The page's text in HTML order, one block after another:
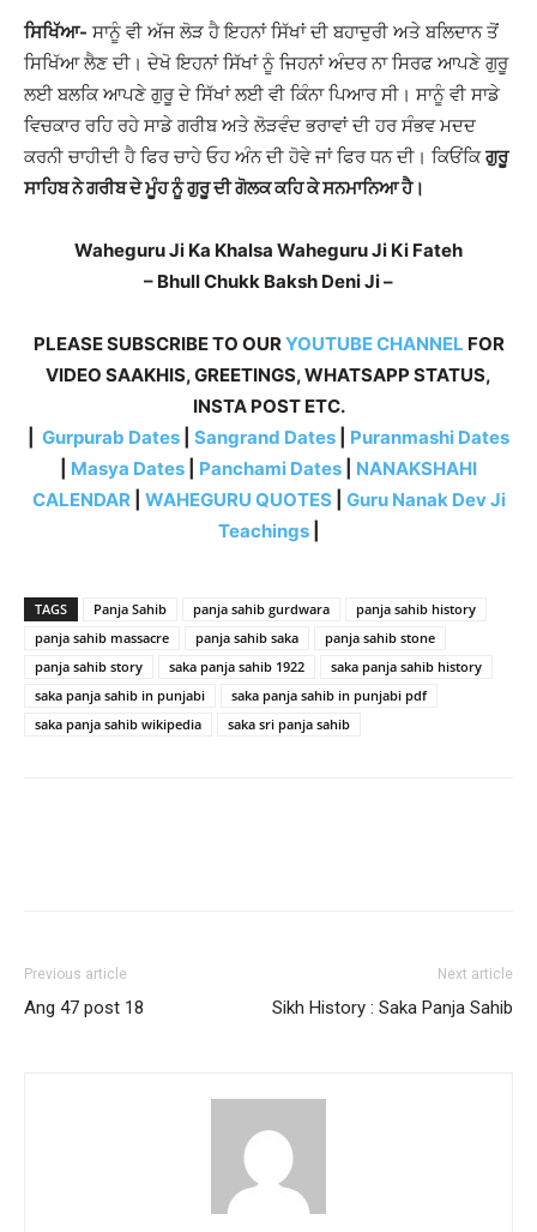
ਸਿਖਿੱਆ- ਸਾਨੂੰ ਵੀ ਅੱਜ ਲੋੜ ਹੈ ਇਹਨਾਂ ਸਿੱਖਾਂ ਦੀ ਬਹਾਦੁਰੀ ਅਤੇ ਬਲਿਦਾਨ ਤੋਂ
ਸਿਖਿੱਆ ਲੈਣ ਦੀ। ਦੇਖੋ ਇਹਨਾਂ ਸਿੱਖਾਂ ਨੂੰ ਜਿਹਨਾਂ ਅੰਦਰ ਨਾ ਸਿਰਫ ਆਪਣੇ ਗੁਰੂ
ਲਈ ਬਲਕਿ ਆਪਣੇ ਗੁਰੂ ਦੇ ਸਿੱਖਾਂ ਲਈ ਵੀ ਕਿੰਨਾ ਪਿਆਰ ਸੀ। ਸਾਨੂੰ ਵੀ ਸਾਡੇ
ਵਿਚਕਾਰ ਰਹਿ ਰਹੇ ਸਾਡੇ ਗਰੀਬ ਅਤੇ ਲੋੜਵੰਦ ਭਰਾਵਾਂ ਦੀ ਹਰ ਸੰਭਵ ਮਦਦ
ਕਰਨੀ ਚਾਹੀਦੀ ਹੈ ਫਿਰ ਚਾਹੇ ਓਹ ਅੰਨ ਦੀ ਹੋਵੇ ਜਾਂ ਫਿਰ ਧਨ ਦੀ। ਕਿਓਂਕਿਗੁਰੂ
ਸਾਹਿਬ ਨੇ ਗਰੀਬ ਦੇ ਮੂੰਹ ਨੂੰ ਗੁਰੂ ਦੀ ਗੋਲਕ ਕਹਿ ਕੇ ਸਨਮਾਨਿਆ ਹੈ।
Waheguru Ji Ka Khalsa Waheguru Ji Ki Fateh
– Bhull Chukk Baksh Deni Ji –
PLEASE SUBSCRIBE TO OUR YOUTUBE CHANNEL FOR
VIDEO SAAKHIS, GREETINGS, WHATSAPP STATUS,
INSTA POST ETC.
Gurpurab Dates Sangrand Dates
Puranmashi Dates
Masya Dates Panchami Dates
NANAKSHAHI
CALENDAR
WAHEGURU QUOTES
Guru Nanak Dev Ji
Teachings|
TAGS Panja Sahib panja sahib gurdwara
panja sahib history
panja sahib massacre
panja sahib saka
panja sahib stone
panja sahib story
saka panja sahib 1922
saka panja sahib history
saka panja sahib in punjabi
saka panja sahib in punjabi pdf
saka panja sahib wikipedia
saka sri panja sahib
Previous article
Ang 47 post 18
Next article
Sikh History : Saka Panja Sahib